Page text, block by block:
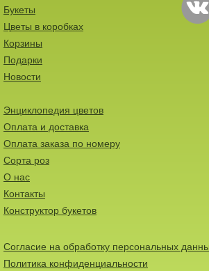
Букеты
Цветы в коробках
Корзины
Подарки
Новости
Энциклопедия цветов
Оплата и доставка
Оплата заказа по номеру
Сорта роз
О нас
Контакты
Конструктор букетов
Согласие на обработку персональных
Политика конфиденциальности